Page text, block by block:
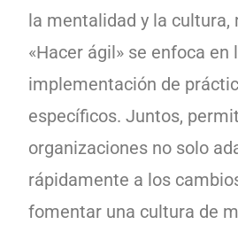
la mentalidad y la cultura,
«Hacer ágil» se enfoca en
implementación de
específicos. Juntos,
organizaciones no solo
rápidamente a los
fomentar una cultura de